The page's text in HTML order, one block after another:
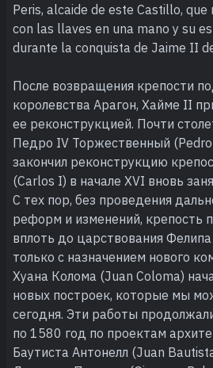
Peris, alcaide de este Castillo,
con las llaves en una mano y su
durante la conquista de Jaime II
После возвращения крепости
королевства Арагон, Хайме II
ее реконструкцией. Почти
Педро IV Торжественный
закончил реконструкцию
(Carlos I) в начале XVI вновь
С тех пор, без проведения
реформ и изменений, крепость
вплоть до царствования
только с назначением нового
Хуана Колома (Juan Coloma)
новых построек, которые мы
сегодня. Эти работы
по 1580 год по проектам
Баутиста Антонелл (Juan